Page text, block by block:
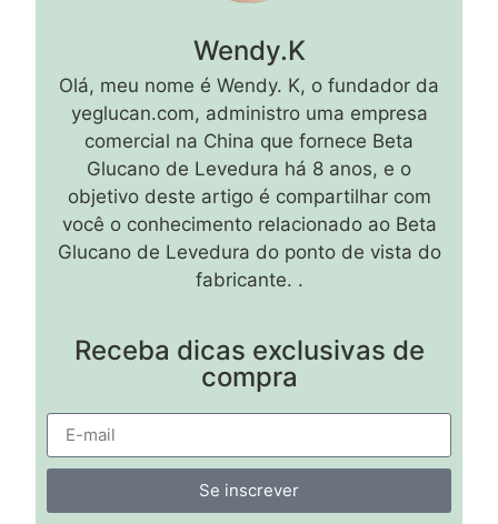
Wendy.K
Olá, meu nome é Wendy. K, o fundador da
yeglucan.com, administro uma empresa
comercial na China que fornece Beta
Glucano de Levedura há 8 anos, e o
objetivo deste artigo é compartilhar com
você o conhecimento relacionado ao Beta
Glucano de Levedura do ponto de vista do
fabricante. .
Receba dicas exclusivas de
compra
Se inscrever